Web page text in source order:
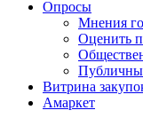
Опросы
Мнения
Оценить
Витрина
Амаркет